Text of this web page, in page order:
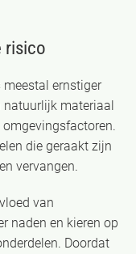
risico
ernstiger
natuurlijk materiaal
die geraakt zijn
vervangen.
van
naden en kieren op
Doordat